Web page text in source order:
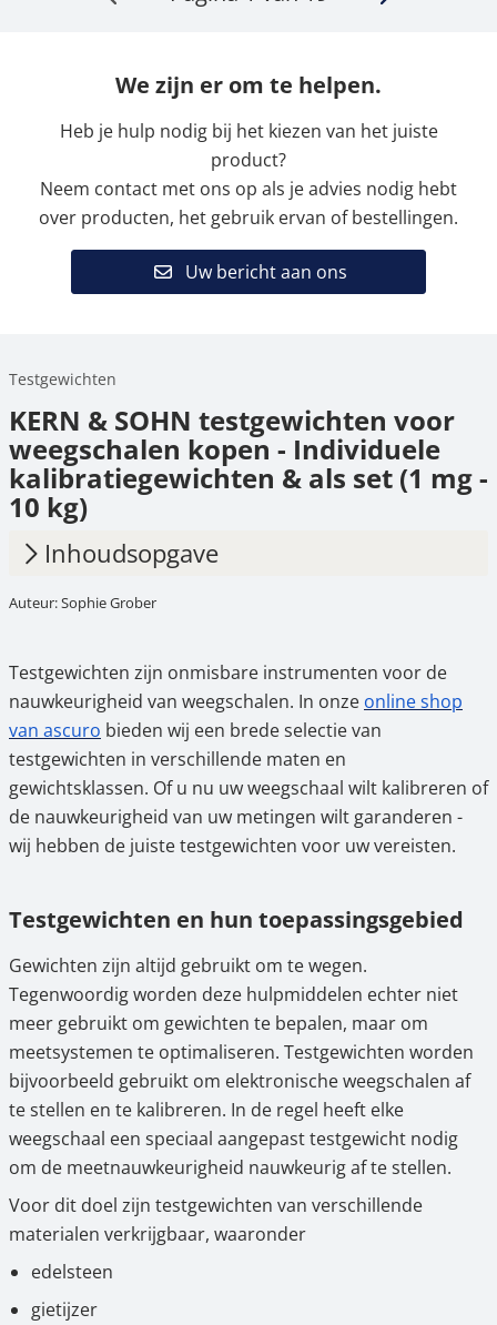
We zijn er om te helpen.
Heb je hulp nodig bij het kiezen van het juiste
product?
Neem contact met ons op als je advies nodig hebt
over producten, het gebruik ervan of bestellingen.
Uw bericht aan ons
Testgewichten
KERN & SOHN testgewichten voor
weegschalen kopen - Individuele
kalibratiegewichten & als set (1 mg -
10 kg)
Inhoudsopgave
1. Testgewichten en hun toepassingsgebied
verschillen
3. Nauwkeurigheidsklassen voor
testgewichten
Het juiste testgewicht voor de weegschaal
kiezen
in de online shop van ascuro
Auteur: Sophie Grober
Testgewichten zijn onmisbare instrumenten voor de
nauwkeurigheid van weegschalen. In onze online shop
van ascuro bieden wij een brede selectie van
testgewichten in verschillende maten en
gewichtsklassen. Of u nu uw weegschaal wilt kalibreren of
de nauwkeurigheid van uw metingen wilt garanderen -
wij hebben de juiste testgewichten voor uw vereisten.
Testgewichten en hun toepassingsgebied
Gewichten zijn altijd gebruikt om te wegen.
Tegenwoordig worden deze hulpmiddelen echter niet
meer gebruikt om gewichten te bepalen, maar om
meetsystemen te optimaliseren. Testgewichten worden
bijvoorbeeld gebruikt om elektronische weegschalen af
te stellen en te kalibreren. In de regel heeft elke
weegschaal een speciaal aangepast testgewicht nodig
om de meetnauwkeurigheid nauwkeurig af te stellen.
Voor dit doel zijn testgewichten van verschillende
materialen verkrijgbaar, waaronder
edelsteen
gietijzer